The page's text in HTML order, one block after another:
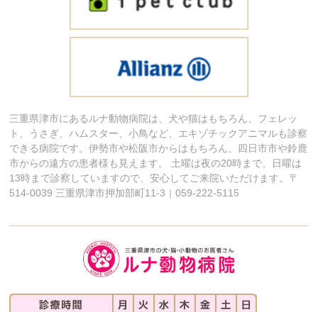
三重県津市にあるルナ動物病院は、犬や猫はもちろん、フェレッ
ト、うさぎ、ハムスター、小鳥など、エキゾチックアニマルも診察
できる病院です。伊勢市や松阪市からはもちろん、四日市市や鈴鹿
市からの遠方の患者様も見えます。 土曜は夜の20時まで、日曜は
13時まで診察していますので、安心してご来院いただけます。〒
514-0039 三重県津市押加部町11-3｜059-222-5115